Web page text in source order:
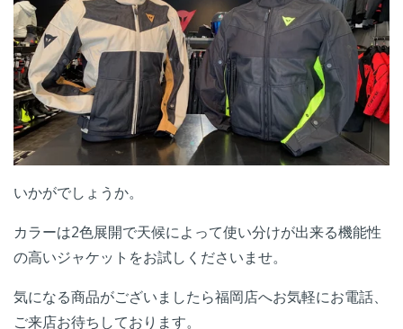
いかがでしょうか。
カラーは2色展開で天候によって使い分けが出来る機能性
の高いジャケットをお試しくださいませ。
気になる商品がございましたら福岡店へお気軽にお電話、
ご来店お待ちしております。